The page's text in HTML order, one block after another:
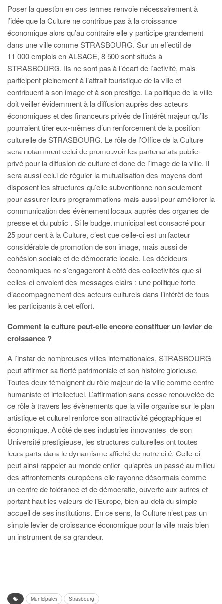
Poser la question en ces termes renvoie nécessairement à
l’idée que la Culture ne contribue pas à la croissance
économique alors qu’au contraire elle y participe grandement
dans une ville comme STRASBOURG. Sur un effectif de
11 000 emplois en ALSACE, 8 500 sont situés à
STRASBOURG. Ils ne sont pas à l’écart de l’activité, mais
participent pleinement à l’attrait touristique de la ville et
contribuent à son image et à son prestige. La politique de la ville
doit veiller évidemment à la diffusion auprès des acteurs
économiques et des financeurs privés de l’intérêt majeur qu’ils
pourraient tirer eux-mêmes d’un renforcement de la position
culturelle de STRASBOURG. Le rôle de l’Office de la Culture
sera notamment celui de promouvoir les partenariats public-
privé pour la diffusion de culture et donc de l’image de la ville. Il
sera aussi celui de réguler la mutualisation des moyens dont
disposent les structures qu’elle subventionne non seulement
pour assurer leurs programmations mais aussi pour améliorer la
communication des évènement locaux auprès des organes de
presse et du public . Si le budget municipal est consacré pour
25 pour cent à la Culture, c’est que celle-ci est un facteur
considérable de promotion de son image, mais aussi de
cohésion sociale et de démocratie locale. Les décideurs
économiques ne s’engageront à côté des collectivités que si
celles-ci envoient des messages clairs : une politique forte
d’accompagnement des acteurs culturels dans l’intérêt de tous
les participants à cet effort.
Comment la culture peut-elle encore constituer un levier de
croissance ?
A l’instar de nombreuses villes internationales, STRASBOURG
peut affirmer sa fierté patrimoniale et son histoire glorieuse.
Toutes deux témoignent du rôle majeur de la ville comme centre
humaniste et intellectuel. L’affirmation sans cesse renouvelée de
ce rôle à travers les évènements que la ville organise sur le plan
artistique et culturel renforce son attractivité géographique et
économique. A côté de ses industries innovantes, de son
Université prestigieuse, les structures culturelles ont toutes
leurs parts dans le dynamisme affiché de notre cité. Celle-ci
peut ainsi rappeler au monde entier qu’après un passé au milieu
des affrontements européens elle rayonne désormais comme
un centre de tolérance et de démocratie, ouverte aux autres et
portant haut les valeurs de l’Europe, bien au-delà du simple
accueil de ses institutions. En ce sens, la Culture n’est pas un
simple levier de croissance économique pour la ville mais bien
un instrument de sa grandeur.
Municipales Strasbourg